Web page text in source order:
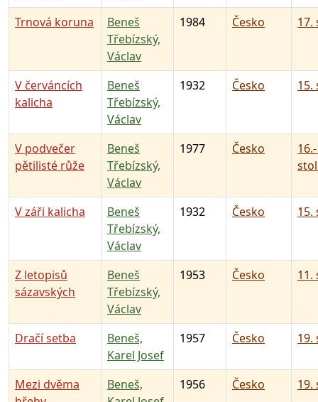
Trnová koruna
Beneš
Třebízský,
Václav
1984 Česko 17.
V červáncích
kalicha
Beneš
Třebízský,
Václav
1932 Česko 15.
V podvečer
pětilisté růže
Beneš
Třebízský,
Václav
1977 Česko
V záři kalicha
Beneš
Třebízský,
Václav
1932 Česko 15.
Z letopisů
sázavských
Beneš
Třebízský,
Václav
1953 Česko 11.
Dračí setba
Beneš,
Karel Josef
1957 Česko 19.
Mezi dvěma
Beneš,
1956 Česko 19.